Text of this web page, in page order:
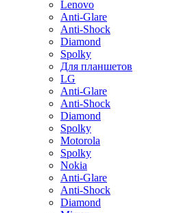
Lenovo
Anti-Glare
Anti-Shock
Diamond
Spolky
Для планшетов
LG
Anti-Glare
Anti-Shock
Diamond
Spolky
Motorola
Spolky
Nokia
Anti-Glare
Anti-Shock
Diamond